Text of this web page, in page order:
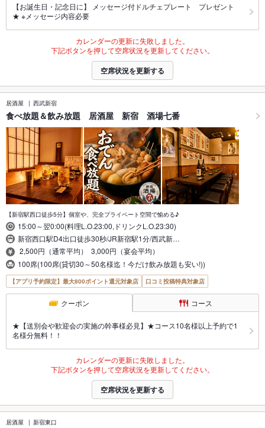
【お誕生日・記念日に】 メッセージ付ドルチェプレート プレゼント
★ ※メッセージ内容必要
カレンダーの更新に失敗しました。
下記ボタンを押して空席状況を更新してください。
空席状況を更新する
居酒屋 西武新宿
食べ放題＆飲み放題 居酒屋 新宿 酒場七番
【新宿駅西口徒歩5分】個室や、完全プライベート空間で愉める♪
15:00～翌0:00(料理L.O.23:00,ドリンクL.O.23:30)
新宿西口駅D4出口徒歩30秒/JR新宿駅1分/西武新…
2,500円（通常平均） 3,000円（宴会平均）
100席(100席(貸切30～50名様迄！今だけ飲み放題も安い!))
【アプリ予約限定】最大800ポイント還元対象店 口コミ投稿特典対象店
クーポン コース
★【送別会や歓迎会の実施の幹事様必見】★コース10名様以上予約で1
名様分無料！！
カレンダーの更新に失敗しました。
下記ボタンを押して空席状況を更新してください。
空席状況を更新する
居酒屋 新宿東口